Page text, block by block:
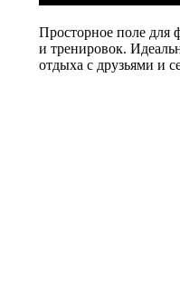
Просторное поле для
и тренировок.
отдыха с друзьями и